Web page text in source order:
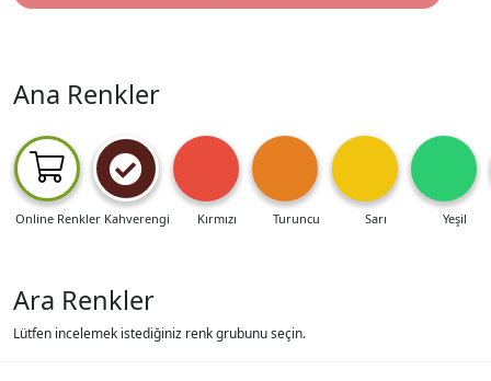
Ana Renkler
Online Renkler Kahverengi Kırmızı Turuncu Sarı Yeşil
Ara Renkler
Lütfen incelemek istediğiniz renk grubunu seçin.